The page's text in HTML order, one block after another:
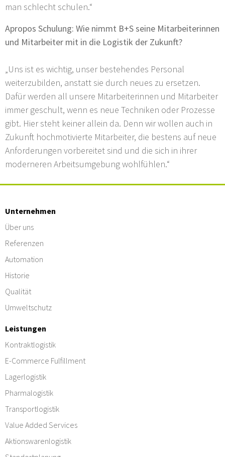
man schlecht schulen.“
Apropos Schulung: Wie nimmt B+S seine Mitarbeiterinnen
und Mitarbeiter mit in die Logistik der Zukunft?
„Uns ist es wichtig, unser bestehendes Personal
weiterzubilden, anstatt sie durch neues zu ersetzen.
Dafür werden all unsere Mitarbeiterinnen und Mitarbeiter
immer geschult, wenn es neue Techniken oder Prozesse
gibt. Hier steht keiner allein da. Denn wir wollen auch in
Zukunft hochmotivierte Mitarbeiter, die bestens auf neue
Anforderungen vorbereitet sind und die sich in ihrer
moderneren Arbeitsumgebung wohlfühlen.“
Unternehmen
Über uns
Referenzen
Automation
Historie
Qualität
Umweltschutz
Leistungen
Kontraktlogistik
E-Commerce Fulfillment
Lagerlogistik
Pharmalogistik
Transportlogistik
Value Added Services
Aktionswarenlogistik